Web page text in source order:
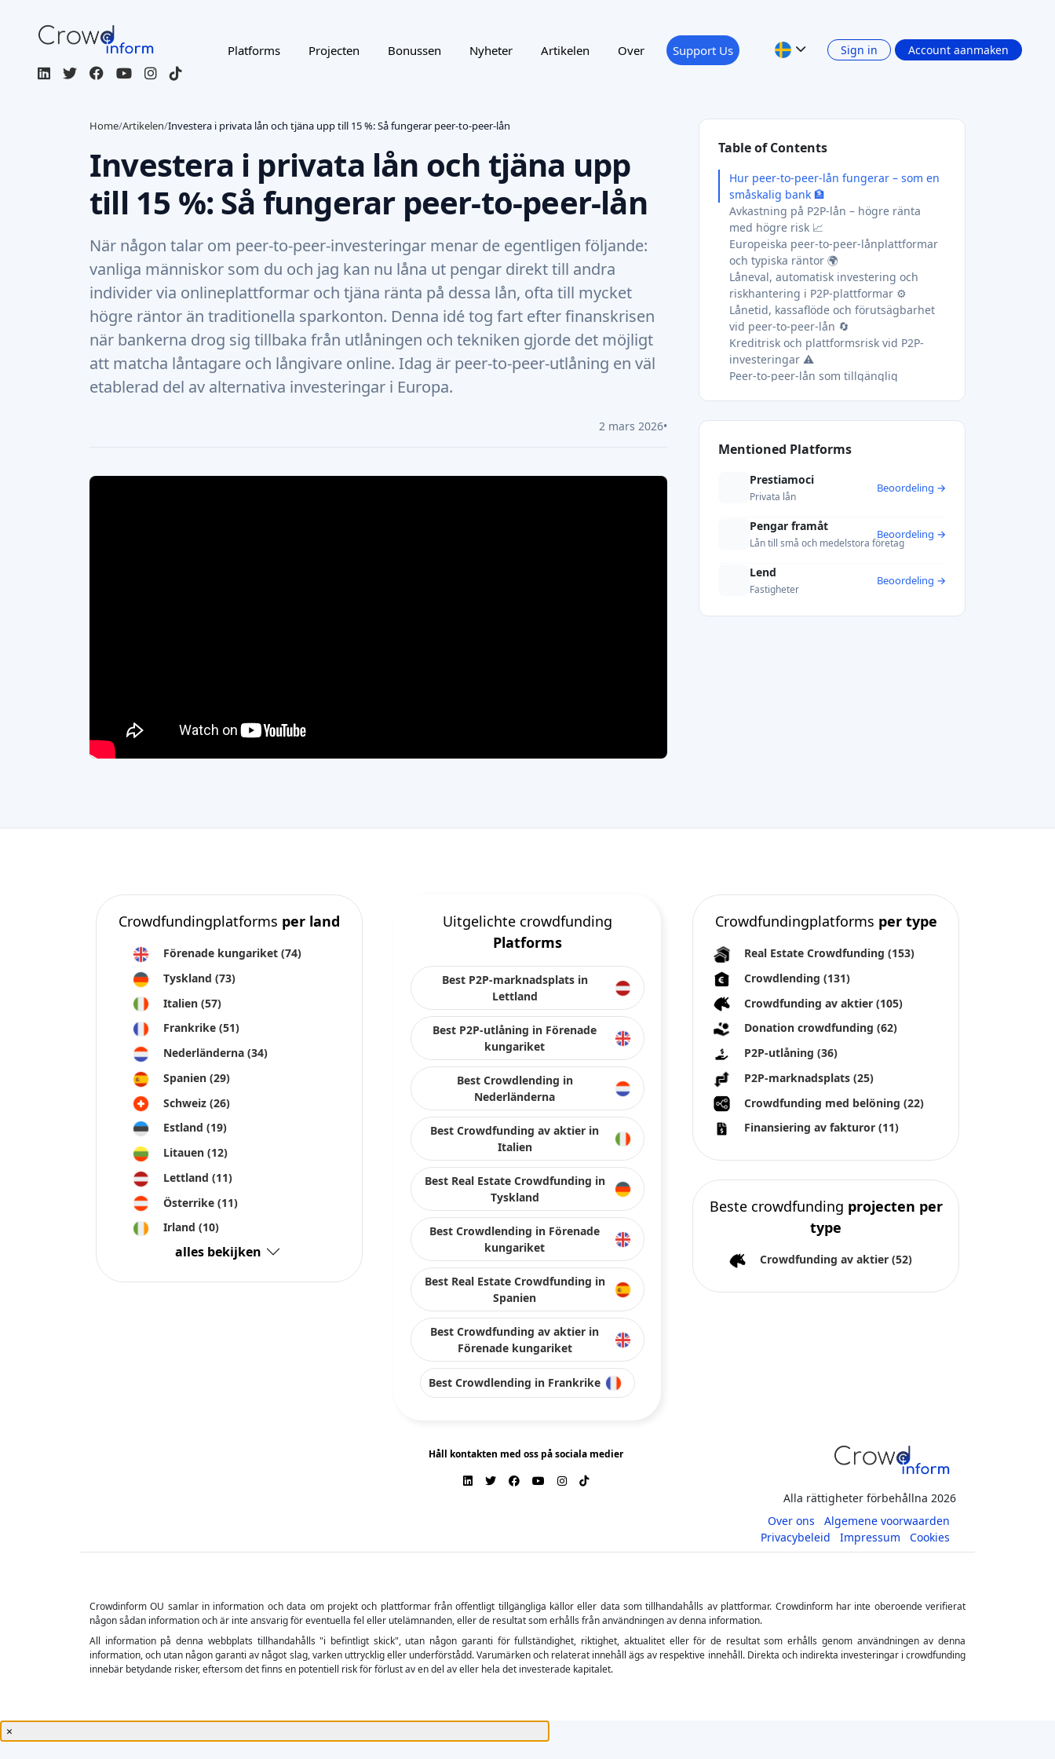
Platforms Projecten Bonussen Nyheter Artikelen Over Support Us Sign in Account aanmaken
Home/Artikelen/Investera i privata lån och tjäna upp till 15 %: Så fungerar peer-to-peer-lån
Investera i privata lån och tjäna upp
till 15 %: Så fungerar peer-to-peer-lån
När någon talar om peer-to-peer-investeringar menar de egentligen följande:
vanliga människor som du och jag kan nu låna ut pengar direkt till andra
individer via onlineplattformar och tjäna ränta på dessa lån, ofta till mycket
högre räntor än traditionella sparkonton. Denna idé tog fart efter finanskrisen
när bankerna drog sig tillbaka från utlåningen och tekniken gjorde det möjligt
att matcha låntagare och långivare online. Idag är peer-to-peer-utlåning en väl
etablerad del av alternativa investeringar i Europa.
2 mars 2026•
Table of Contents
Hur peer-to-peer-lån fungerar – som en
småskalig bank 🏦
Avkastning på P2P-lån – högre ränta
med högre risk 📈
Europeiska peer-to-peer-lånplattformar
och typiska räntor 🌍
Låneval, automatisk investering och
riskhantering i P2P-plattformar ⚙️
Lånetid, kassaflöde och förutsägbarhet
vid peer-to-peer-lån 🔄
Kreditrisk och plattformsrisk vid P2P-
investeringar ⚠️
Peer-to-peer-lån som tillgänglig
Mentioned Platforms
Prestiamoci
Privata lån
Beoordeling →
Pengar framåt
Lån till små och medelstora företag
Beoordeling →
Lend
Fastigheter
Beoordeling →
Crowdfundingplatforms per land
Förenade kungariket (74)
Tyskland (73)
Italien (57)
Frankrike (51)
Nederländerna (34)
Spanien (29)
Schweiz (26)
Estland (19)
Litauen (12)
Lettland (11)
Österrike (11)
Irland (10)
alles bekijken
Uitgelichte crowdfunding
Platforms
Best P2P-marknadsplats in
Lettland
Best P2P-utlåning in Förenade
kungariket
Best Crowdlending in
Nederländerna
Best Crowdfunding av aktier in
Italien
Best Real Estate Crowdfunding in
Tyskland
Best Crowdlending in Förenade
kungariket
Best Real Estate Crowdfunding in
Spanien
Best Crowdfunding av aktier in
Förenade kungariket
Best Crowdlending in Frankrike
Crowdfundingplatforms per type
Real Estate Crowdfunding (153)
Crowdlending (131)
Crowdfunding av aktier (105)
Donation crowdfunding (62)
P2P-utlåning (36)
P2P-marknadsplats (25)
Crowdfunding med belöning (22)
Finansiering av fakturor (11)
Beste crowdfunding projecten per
type
Crowdfunding av aktier (52)
Håll kontakten med oss på sociala medier
Alla rättigheter förbehållna 2026
Over ons
Algemene voorwaarden
Privacybeleid
Impressum Cookies
Crowdinform OU samlar in information och data om projekt och plattformar från offentligt tillgängliga källor eller data som tillhandahålls av plattformar. Crowdinform har inte oberoende verifierat
någon sådan information och är inte ansvarig för eventuella fel eller utelämnanden, eller de resultat som erhålls från användningen av denna information.
All information på denna webbplats tillhandahålls "i befintligt skick", utan någon garanti för fullständighet, riktighet, aktualitet eller för de resultat som erhålls genom användningen av denna
information, och utan någon garanti av något slag, varken uttrycklig eller underförstådd. Varumärken och relaterat innehåll ägs av respektive innehåll. Direkta och indirekta investeringar i crowdfunding
innebär betydande risker, eftersom det finns en potentiell risk för förlust av en del av eller hela det investerade kapitalet.
×